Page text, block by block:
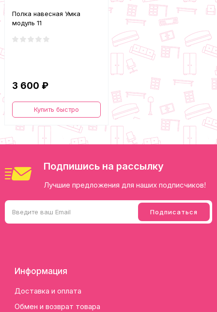
Полка навесная Умка
модуль 11
3 600 ₽
Купить быстро
Подпишись на рассылку
Лучшие предложения для наших подписчиков!
Информация
Доставка и оплата
Обмен и возврат товара